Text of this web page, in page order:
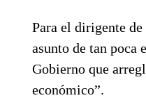
Para el dirigente de
asunto de tan poca
Gobierno que
económico”.